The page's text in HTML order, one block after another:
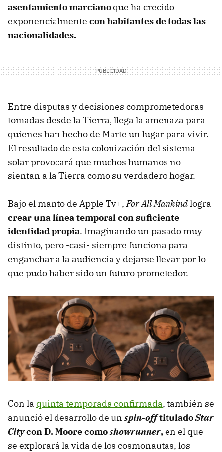
asentamiento marciano que ha crecido
exponencialmente con habitantes de todas las
nacionalidades.
Entre disputas y decisiones comprometedoras
tomadas desde la Tierra, llega la amenaza para
quienes han hecho de Marte un lugar para vivir.
El resultado de esta colonización del sistema
solar provocará que muchos humanos no
sientan a la Tierra como su verdadero hogar.
Bajo el manto de Apple Tv+,For All Mankindlogra
crear una línea temporal con suficiente
identidad propia. Imaginando un pasado muy
distinto, pero -casi- siempre funciona para
enganchar a la audiencia y dejarse llevar por lo
que pudo haber sido un futuro prometedor.
Con la quinta temporada confirmada, también se
anunció el desarrollo de un spin-offtituladoStar
Citycon D. Moore comoshowrunner,en el que
se explorará la vida de los cosmonautas, los